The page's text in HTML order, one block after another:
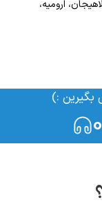
ارومیه،
بگیرین :)